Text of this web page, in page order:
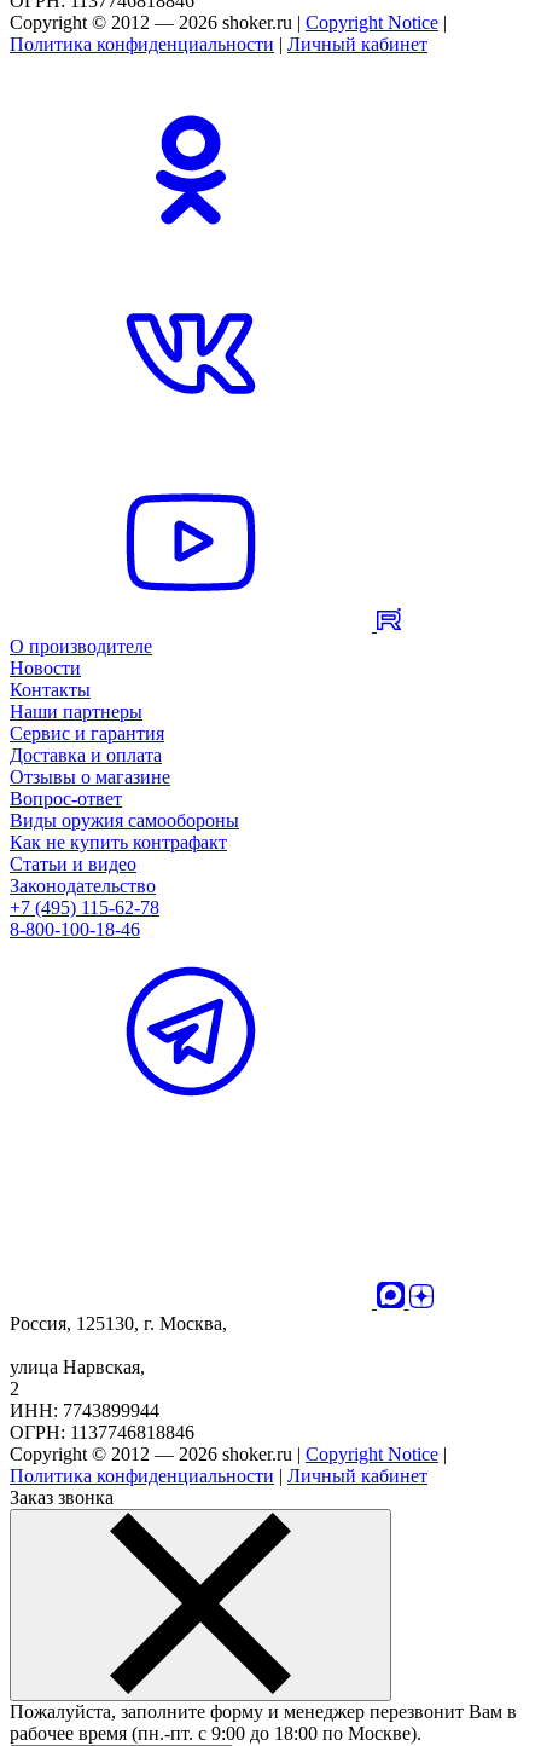
Copyright © 2012 — 2026 shoker.ru | Copyright Notice |
Политика конфиденциальности | Личный кабинет
О производителе
Новости
Контакты
Наши партнеры
Сервис и гарантия
Доставка и оплата
Отзывы о магазине
Вопрос-ответ
Виды оружия самообороны
Как не купить контрафакт
Статьи и видео
Законодательство
+7 (495) 115-62-78
8-800-100-18-46
Россия, 125130, г. Москва,
улица Нарвская,
2
ИНН: 7743899944
ОГРН: 1137746818846
Copyright © 2012 — 2026 shoker.ru | Copyright Notice |
Политика конфиденциальности | Личный кабинет
Заказ звонка
Пожалуйста, заполните форму и менеджер перезвонит Вам в
рабочее время (пн.-пт. с 9:00 до 18:00 по Москве).